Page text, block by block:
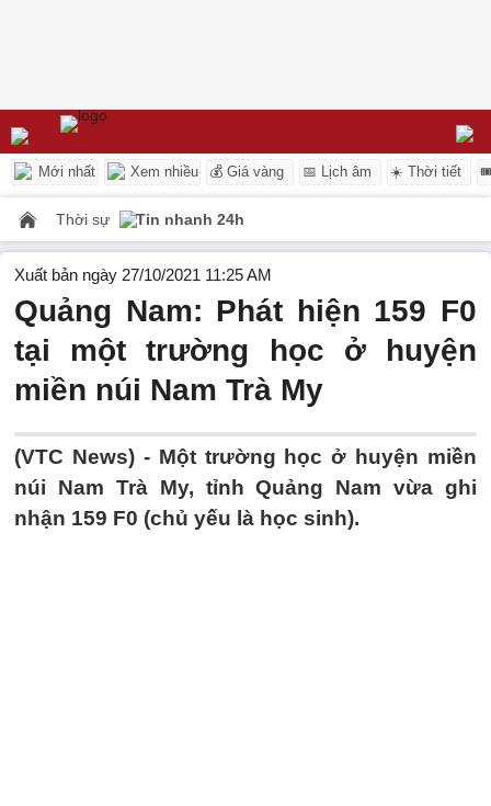
Mới nhất Xem nhiều 💰 Giá vàng 📅 Lịch âm ☀️ Thời tiết
Thời sự Tin nhanh 24h
Xuất bản ngày 27/10/2021 11:25 AM
Quảng Nam: Phát hiện 159 F0
tại một trường học ở huyện
miền núi Nam Trà My
(VTC News) - Một trường học ở huyện miền
núi Nam Trà My, tỉnh Quảng Nam vừa ghi
nhận 159 F0 (chủ yếu là học sinh).